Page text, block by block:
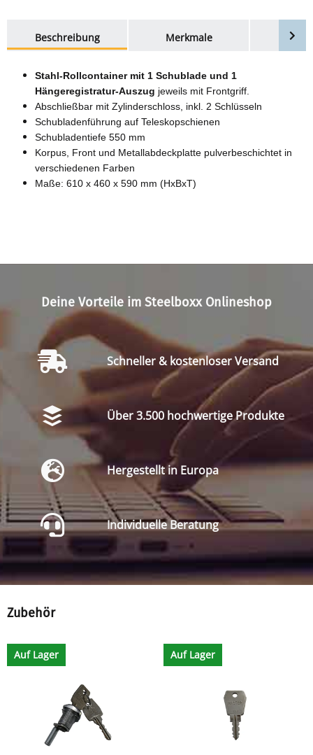
Beschreibung
Merkmale
Stahl-Rollcontainer mit 1 Schublade und 1
Hängeregistratur-Auszug jeweils mit Frontgriff.
Abschließbar mit Zylinderschloss, inkl. 2 Schlüsseln
Schubladenführung auf Teleskopschienen
Schubladentiefe 550 mm
Korpus, Front und Metallabdeckplatte pulverbeschichtet in
verschiedenen Farben
Maße: 610 x 460 x 590 mm (HxBxT)
Deine Vorteile im Steelboxx Onlineshop
Schneller & kostenloser Versand
Über 3.500 hochwertige Produkte
Hergestellt in Europa
Individuelle Beratung
Zubehör
Auf Lager Auf Lager